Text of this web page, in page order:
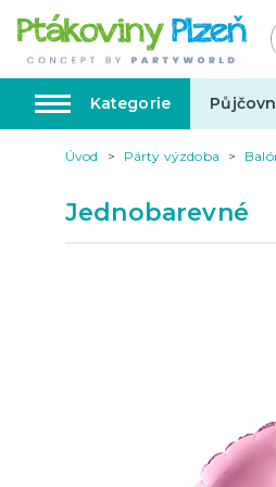
Kategorie
Úvod Párty výzdoba
Jednobarevné